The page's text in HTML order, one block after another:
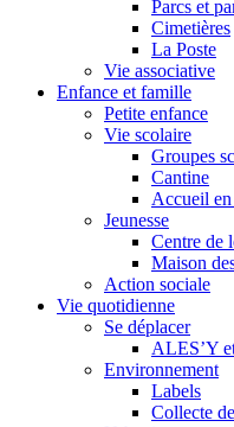
Parcs et
Cimetières
La Poste
Vie associative
Enfance et famille
Petite enfance
Vie scolaire
Groupes
Cantine
Accueil
Jeunesse
Centre de
Maison
Action sociale
Vie quotidienne
Se déplacer
ALES’Y
Environnement
Labels
Collecte